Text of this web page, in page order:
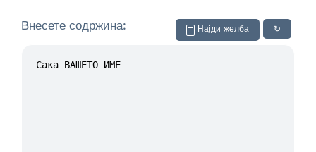
↻
Најди желба
Внесете содржина: